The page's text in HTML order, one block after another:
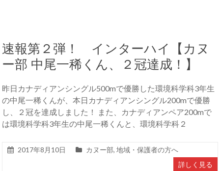
速報第２弾！ インターハイ【カヌ
ー部 中尾一稀くん、２冠達成！】
昨日カナディアンシングル500mで優勝した環境科学科3年生
の中尾一稀くんが、本日カナディアンシングル200mで優勝
し、２冠を達成しました！ また、カナディアンペア200mで
は環境科学科3年生の中尾一稀くんと、環境科学科２
2017年8月10日 カヌー部,地域・保護者の方へ
詳しく見る